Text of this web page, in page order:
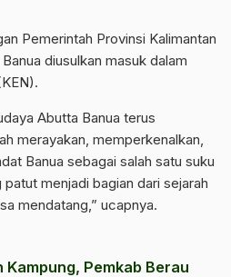
Pemerintah Provinsi Kalimantan
diusulkan masuk dalam
Abutta Banua terus
merayakan, memperkenalkan,
Banua sebagai salah satu suku
menjadi bagian dari sejarah
mendatang,” ucapnya.
Pemkab Berau